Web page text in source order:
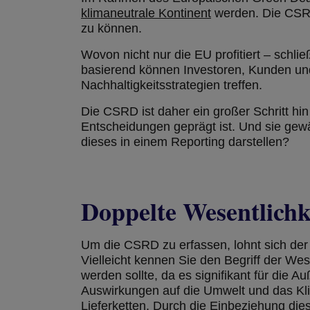
klimaneutrale Kontinent werden. Die
zu können.
Wovon nicht nur die EU profitiert –
basierend können Investoren, Kunden
Nachhaltigkeitsstrategien treffen.
Die CSRD ist daher ein großer Schritt
Entscheidungen geprägt ist. Und sie
dieses in einem Reporting darstellen?
Doppelte
Um die CSRD zu erfassen, lohnt sich
Vielleicht kennen Sie den Begriff der
werden sollte, da es signifikant für die
Auswirkungen auf die Umwelt und das
Lieferketten. Durch die Einbeziehung